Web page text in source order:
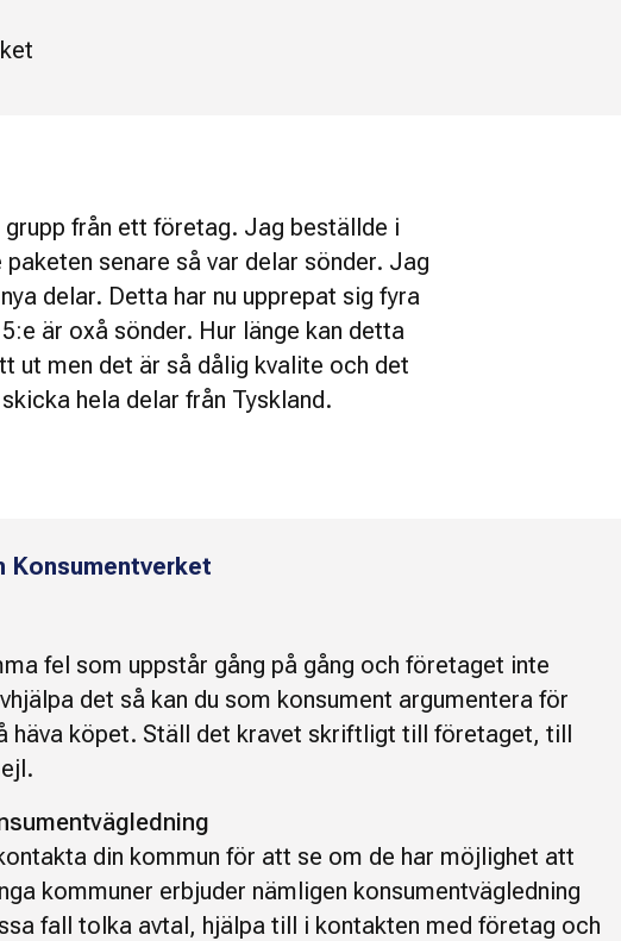
från ett företag. Jag beställde i
senare så var delar sönder. Jag
delar. Detta har nu upprepat sig fyra
är oxå sönder. Hur länge kan detta
ut men det är så dålig kvalite och det
hela delar från Tyskland.
Konsumentverket
fel som uppstår gång på gång och företaget inte
det så kan du som konsument argumentera för
häva köpet. Ställ det kravet skriftligt till företaget, till
din kommun för att se om de har möjlighet att
kommuner erbjuder nämligen konsumentvägledning
fall tolka avtal, hjälpa till i kontakten med företag och